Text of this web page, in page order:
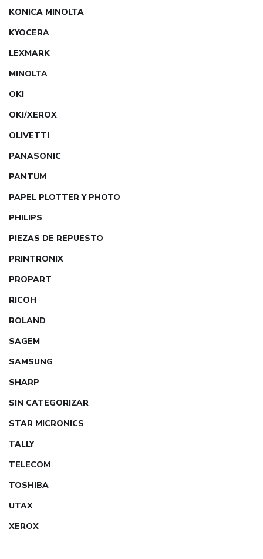
KONICA MINOLTA
KYOCERA
LEXMARK
MINOLTA
OKI
OKI/XEROX
OLIVETTI
PANASONIC
PANTUM
PAPEL PLOTTER Y PHOTO
PHILIPS
PIEZAS DE REPUESTO
PRINTRONIX
PROPART
RICOH
ROLAND
SAGEM
SAMSUNG
SHARP
SIN CATEGORIZAR
STAR MICRONICS
TALLY
TELECOM
TOSHIBA
UTAX
XEROX